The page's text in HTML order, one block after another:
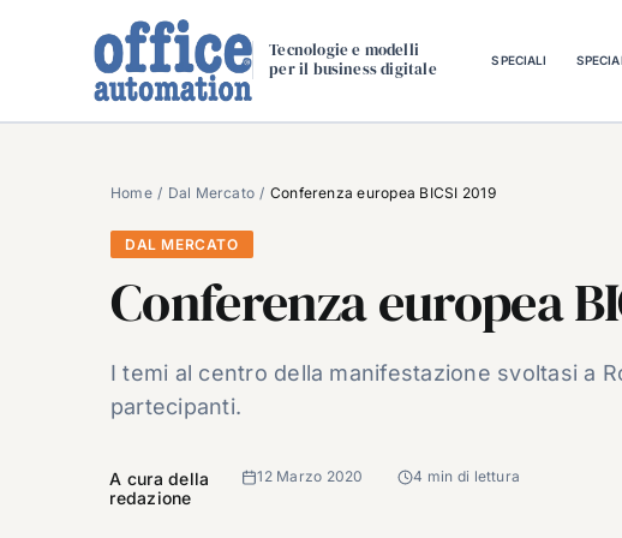
Tecnologie e modelli
per il business digitale
SPECIALI
Home Dal Mercato Conferenza europea BICSI 2019
DAL MERCATO
Conferenza europea
I temi al centro della manifestazione svoltasi a
partecipanti.
A cura della
redazione
12 Marzo 2020 4 min di lettura